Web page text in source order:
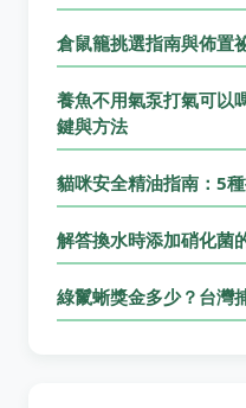
倉鼠籠挑選指南與佈置
養魚不用氣泵打氣可以
鍵與方法
貓咪安全精油指南：5
解答換水時添加硝化菌
綠鬣蜥獎金多少？台灣